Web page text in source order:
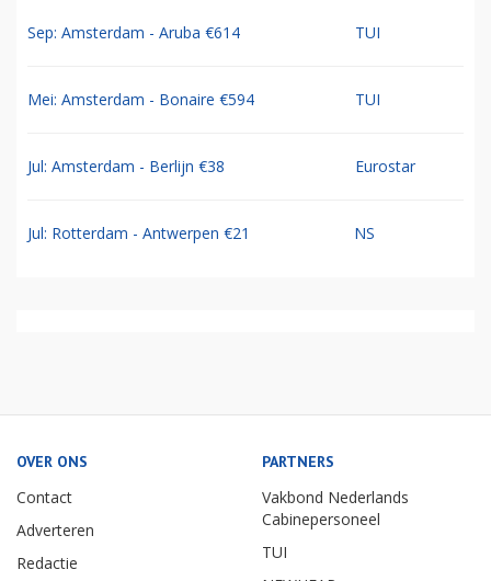
Sep: Amsterdam - Aruba €614 TUI
Mei: Amsterdam - Bonaire €594 TUI
Jul: Amsterdam - Berlijn €38 Eurostar
Jul: Rotterdam - Antwerpen €21 NS
OVER ONS
Contact
Adverteren
Redactie
PARTNERS
Vakbond Nederlands
Cabinepersoneel
TUI